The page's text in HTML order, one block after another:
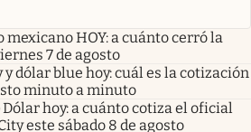
mexicano HOY: a cuánto cerró la
7 de agosto
y dólar blue hoy: cuál es la cotización
minuto a minuto
Dólar hoy: a cuánto cotiza el oficial
este sábado 8 de agosto